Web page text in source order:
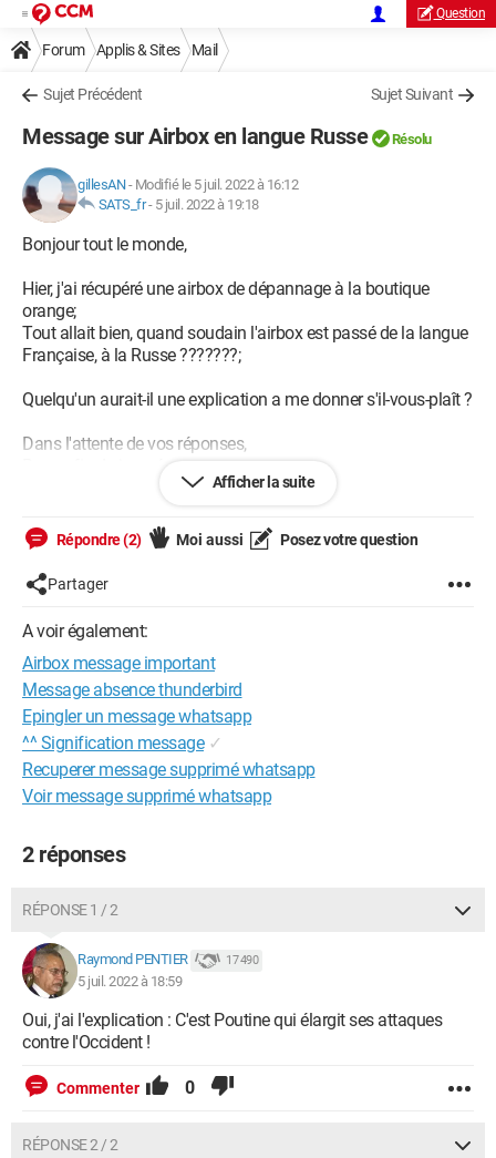
Question
Forum Applis & Sites Mail
Sujet Précédent Sujet Suivant
Message sur Airbox en langue Russe Résolu
gillesAN- Modifié le 5 juil. 2022 à 16:12
SATS_fr- 5 juil. 2022 à 19:18
Bonjour tout le monde,
Hier, j'ai récupéré une airbox de dépannage à la boutique
orange;
Tout allait bien, quand soudain l'airbox est passé de la langue
Française, à la Russe ???????;
Quelqu'un aurait-il une explication a me donner s'il-vous-plaît ?
Dans l'attente de vos réponses,
Afficher la suite
Répondre (2) Moi aussi Posez votre question
Partager
A voir également:
Airbox message important
Message absence thunderbird
Epingler un message whatsapp
^^ Signification message ✓
Recuperer message supprimé whatsapp
Voir message supprimé whatsapp
2 réponses
RÉPONSE 1 / 2
Raymond PENTIER 17 490
5 juil. 2022 à 18:59
Oui, j'ai l'explication : C'est Poutine qui élargit ses attaques
contre l'Occident !
Commenter 0
RÉPONSE 2 / 2